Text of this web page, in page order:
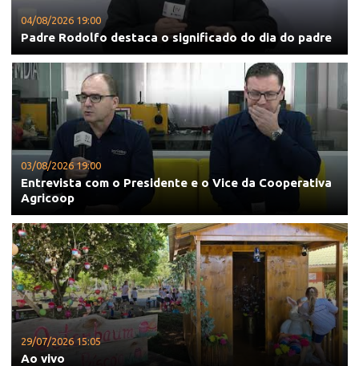
04/08/2026 19:00
Padre Rodolfo destaca o significado do dia do padre
03/08/2026 19:00
Entrevista com o Presidente e o Vice da Cooperativa
Agricoop
29/07/2026 15:05
Ao vivo